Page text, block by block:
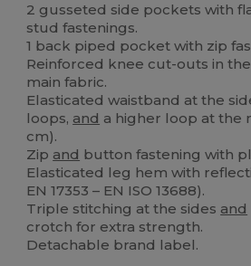
2 gusseted side pockets with
stud fastenings.
1 back piped pocket with zip
Reinforced knee cut-outs in
main fabric.
Elasticated waistband at the
loops, and a higher loop at the
cm).
Zip and button fastening with
Elasticated leg hem with
EN 17353 – EN ISO 13688).
Triple stitching at the sides and
crotch for extra strength.
Detachable brand label.